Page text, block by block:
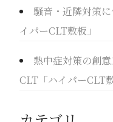
騒音・近隣対策
イパーCLT敷板」
熱中症対策の創
CLT「ハイパーCLT敷